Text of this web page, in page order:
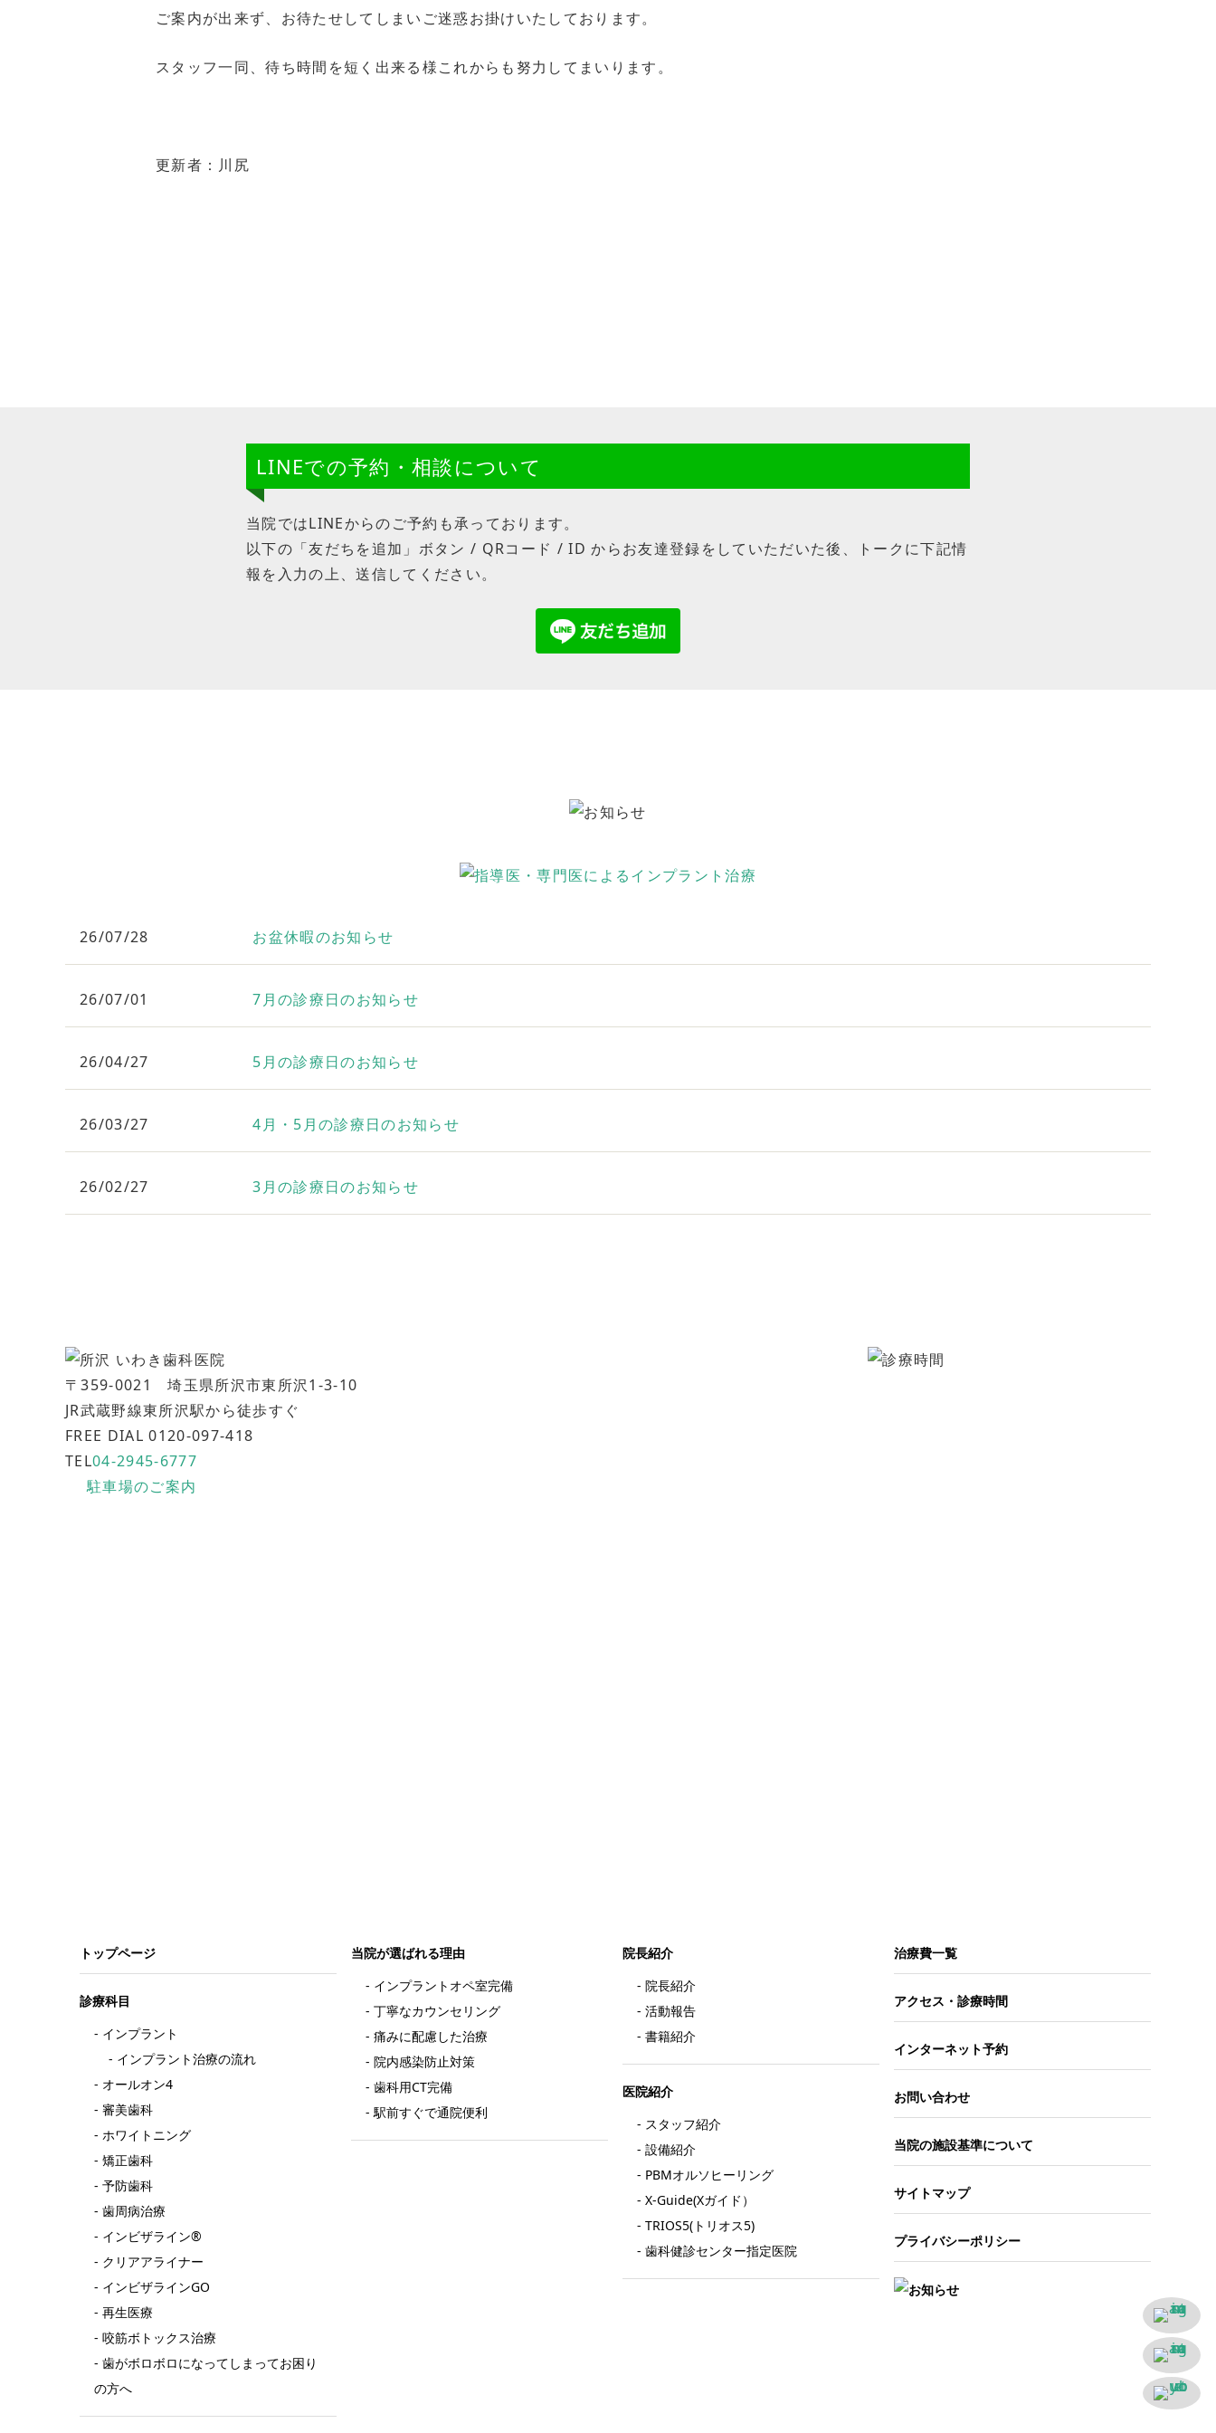
ご案内が出来ず、お待たせしてしまいご迷惑お掛けいたしております。
スタッフ一同、待ち時間を短く出来る様これからも努力してまいります。
更新者：川尻
LINEでの予約・相談について
当院ではLINEからのご予約も承っております。
以下の「友だちを追加」ボタン / QRコード / ID からお友達登録をしていただいた後、トークに下記情
報を入力の上、送信してください。
26/07/28 お盆休暇のお知らせ
26/07/01 7月の診療日のお知らせ
26/04/27 5月の診療日のお知らせ
26/03/27 4月・5月の診療日のお知らせ
26/02/27 3月の診療日のお知らせ
〒359-0021 埼玉県所沢市東所沢1-3-10
JR武蔵野線東所沢駅から徒歩すぐ
FREE DIAL 0120-097-418
TEL04-2945-6777
駐車場のご案内
トップページ
診療科目
インプラント
インプラント治療の流れ
オールオン4
審美歯科
ホワイトニング
矯正歯科
予防歯科
歯周病治療
インビザライン®
クリアアライナー
インビザラインGO
再生医療
咬筋ボトックス治療
歯がボロボロになってしまってお困り
の方へ
当院が選ばれる理由
開く
インプラントオペ室完備
丁寧なカウンセリング
痛みに配慮した治療
院内感染防止対策
歯科用CT完備
駅前すぐで通院便利
院長紹介
開く
院長紹介
活動報告
書籍紹介
医院紹介
開く
スタッフ紹介
設備紹介
PBMオルソヒーリング
X-Guide(Xガイド）
TRIOS5(トリオス5)
歯科健診センター指定医院
治療費一覧
アクセス・診療時間
インターネット予約
お問い合わせ
当院の施設基準について
サイトマップ
プライバシーポリシー